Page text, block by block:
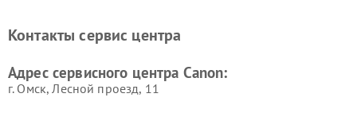
Контакты сервис центра
Адрес сервисного центра Canon:
г. Омск, ​Лесной проезд, 11